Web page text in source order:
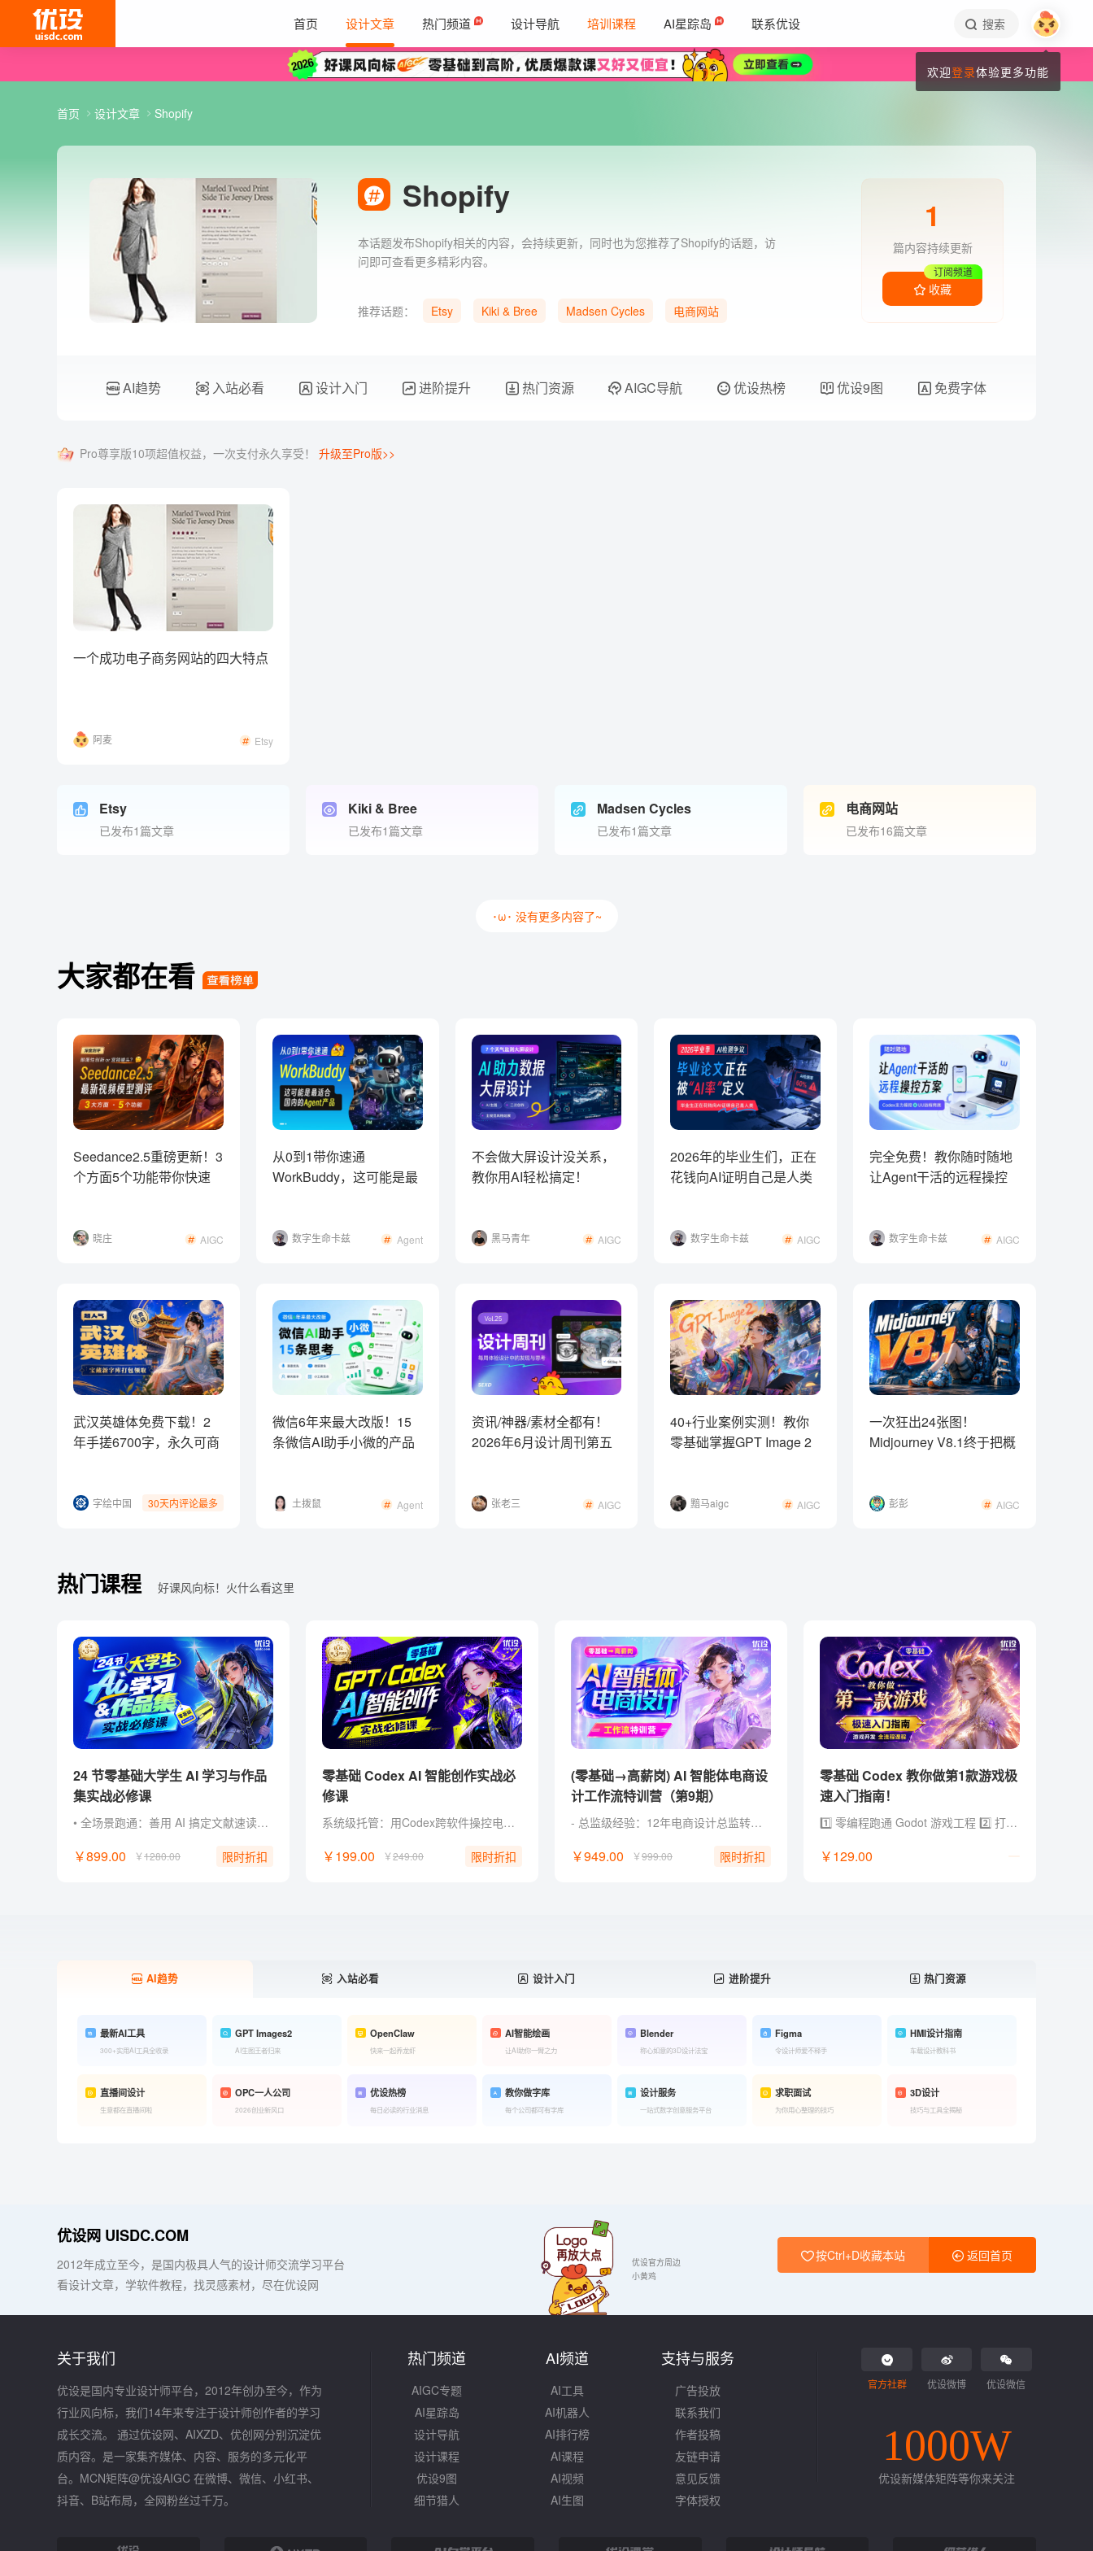
首页 设计文章 热门频道 设计导航 培训课程 AI星踪岛 联系优设 搜索
首页 设计文章 Shopify
Shopify 1
篇内容持续更新
收藏
订阅频道
本话题发布Shopify相关的内容，会持续更新，同时也为您推荐了Shopify的话题，访
问即可查看更多精彩内容。
推荐话题： Etsy Kiki & Bree Madsen Cycles
电商网站
AI趋势 入站必看 设计入门 进阶提升 热门资源 AIGC导航 优设热榜 优设9图 免费字体
Pro尊享版10项超值权益，一次支付永久享受！ 升级至Pro版>>
一个成功电子商务网站的四大特点
阿麦 Etsy
Etsy
已发布1篇文章
Kiki & Bree
已发布1篇文章
Madsen Cycles
已发布1篇文章
电商网站
已发布16篇文章
･ω･ 没有更多内容了~
大家都在看
Seedance2.5重磅更新！3
个方面5个功能带你快速
晓庄 AIGC
从0到1带你速通
WorkBuddy，这可能是最
数字生命卡兹
Agent
不会做大屏设计没关系，
教你用AI轻松搞定！
黑马青年 AIGC
2026年的毕业生们，正在
花钱向AI证明自己是人类
数字生命卡兹
AIGC
完全免费！教你随时随地
让Agent干活的远程操控
数字生命卡兹
AIGC
武汉英雄体免费下载！2
年手搓6700字，永久可商
字绘中国 30天内评论最多
微信6年来最大改版！15
条微信AI助手小微的产品
土拨鼠 Agent
资讯/神器/素材全都有！
2026年6月设计周刊第五
张老三 AIGC
40+行业案例实测！教你
零基础掌握GPT Image 2
黯马aigc AIGC
一次狂出24张图！
Midjourney V8.1终于把概
彭彭 AIGC
热门课程 好课风向标！火什么看这里
24 节零基础大学生 AI 学习与作品
集实战必修课
• 全场景跑通：善用 AI 搞定文献速读、课堂汇报、社团策划与作品集！ • 零经验门槛：零基础掌握主流 AI 工具玩法，轻松制作惊艳 AI 作品。 • 作品集打造：将作品与项目经历升级为作品集，直接用于简历与面试！ • 创作超能力：不被专业束缚， 掌握先进 AI 工作流，成为独立内容创作者！ • 独家福利：附赠提示词指令包、PPT 排版框架、案例模板与面试自述话术。
￥899.00 ￥1280.00 限时折扣
零基础 Codex AI 智能创作实战必
修课
系统级托管：用Codex跨软件操控电脑，一键接管机械杂活。 零代码实战：命令Codex自制Web工具，普通人无痛跨界开发。 定制化外挂：训练Codex私有设计技能，自由组装商业提效流。 批量化出图：自制Canvas工具，一键打包合成商业延展图包。 独家福利： 附赠收录30+Skill 和 AI提示词典，可交互即开即用。
￥199.00 ￥249.00 限时折扣
(零基础→高薪岗) AI 智能体电商设
计工作流特训营（第9期）
- 总监级经验：12年电商设计总监转型实战经验，拒绝堆砌参数，直击商用落地 - 黄金全链路：AI Agent x Skill × 工作流，打通（方法论 + 创意 + 视觉 + 电商全链路 + 求职作品集） - 提效流水线：定制流程 AI 加持，用提效批量化设计工具与方法实现能效翻倍 - 资源库更新：2026年电商/视觉/创作类 AI 工具与工作流资源库，持续更新迭代 - 独家福利：附赠 AI 提示词文档/说明书+作品集参考，支撑商业案例快速落地和求职晋升
￥949.00 ￥999.00 限时折扣
零基础 Codex 教你做第1款游戏极
速入门指南！
1️⃣ 零编程跑通 Godot 游戏工程 2️⃣ 打通 GPT、即梦、Lovart、Codex、Godot 工具链 3️⃣ 把零散 AI 素材整合成可交互、可运行的游戏项目 4️⃣ 配套提示词、开发模板、skill 文档和学习群答疑
￥129.00
AI趋势 入站必看 设计入门 进阶提升 热门资源
最新AI工具
300+实用AI工具全收录
GPT Images2
AI生图王者归来
OpenClaw
快来一起养龙虾
AI智能绘画
让AI助你一臂之力
Blender
称心如意的3D设计法宝
Figma
令设计师爱不释手
HMI设计指南
车载设计教科书
直播间设计
生意都在直播间啦
OPC一人公司
2026创业新风口
优设热榜
每日必读的行业消息
教你做字库
每个公司都可有字库
设计服务
一站式数字创意服务平台
求职面试
为你用心整理的技巧
3D设计
技巧与工具全揭秘
优设网 UISDC.COM
2012年成立至今，是国内极具人气的设计师交流学习平台
看设计文章，学软件教程，找灵感素材，尽在优设网
按Ctrl+D收藏本站 返回首页
优设官方周边
小黄鸡
关于我们
优设是国内专业设计师平台，2012年创办至今，作为
行业风向标，我们14年来专注于设计师创作者的学习
成长交流。 通过优设网、AIXZD、优创网分别沉淀优
质内容。是一家集齐媒体、内容、服务的多元化平
台。MCN矩阵@优设AIGC 在微博、微信、小红书、
抖音、B站布局，全网粉丝过千万。
热门频道
AIGC专题
AI星踪岛
设计导航
设计课程
优设9图
细节猎人
AI频道
AI工具
AI机器人
AI排行榜
AI课程
AI视频
AI生图
支持与服务
广告投放
联系我们
作者投稿
友链申请
意见反馈
字体授权
官方社群 优设微博 优设微信
1000W
优设新媒体矩阵等你来关注
欢迎登录体验更多功能